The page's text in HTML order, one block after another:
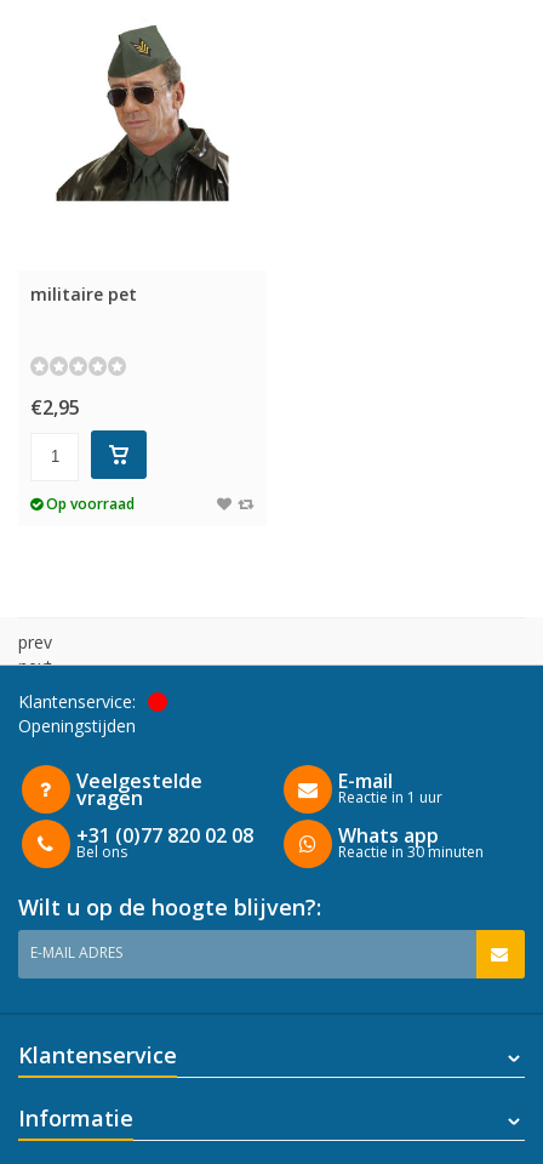
militaire pet
€2,95
Op voorraad
prev
next
Klantenservice:
Openingstijden
Veelgestelde
vragen
+31 (0)77 820 02 08
Bel ons
E-mail
Reactie in 1 uur
Whats app
Reactie in 30 minuten
Wilt u op de hoogte blijven?:
E-MAIL ADRES
Klantenservice
Informatie